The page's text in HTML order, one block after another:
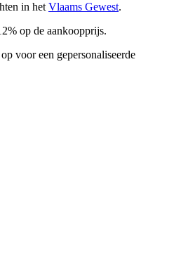
in het Vlaams Gewest.
op de aankoopprijs.
voor een gepersonaliseerde